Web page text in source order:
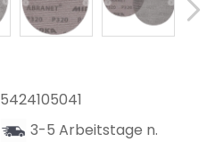
5424105041
3-5 Arbeitstage n.